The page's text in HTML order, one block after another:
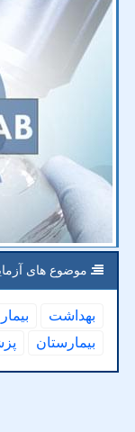
موضوع های
بهداشت
بیمارستان